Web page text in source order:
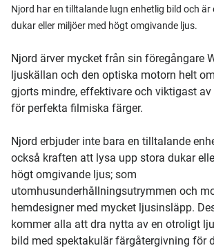
Njord har en tilltalande lugn enhetlig bild och
dukar eller miljöer med högt omgivande ljus.
Njord ärver mycket från sin föregångare
ljuskällan och den optiska motorn helt
gjorts mindre, effektivare och viktigast
för perfekta filmiska färger.
Njord erbjuder inte bara en tilltalande
också kraften att lysa upp stora dukar
högt omgivande ljus; som
utomhusunderhållningsutrymmen och
hemdesigner med mycket ljusinsläpp.
kommer alla att dra nytta av en otroligt
bild med spektakulär färgåtergivning för